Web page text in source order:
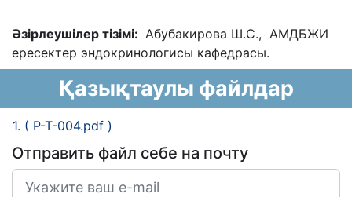
Əзірлеушілер тізімі: Абубакирова Ш.С., АМДБЖИ
ересектер эндокринологисы кафедрасы.
Қазықтаулы файлдар
1. ( P-T-004.pdf )
Отправить файл себе на почту